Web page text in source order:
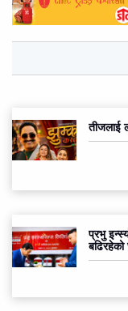
तीजलाई
प्रभु